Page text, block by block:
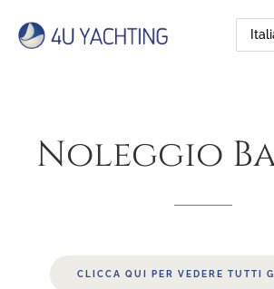
Noleggio
CLICCA QUI PER VEDERE TUTTI